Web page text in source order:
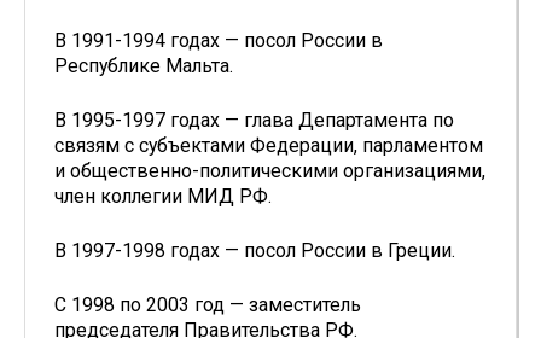
В 1991-1994 годах — посол России в
Республике Мальта.
В 1995-1997 годах — глава Департамента по
связям с субъектами Федерации, парламентом
и общественно-политическими организациями,
член коллегии МИД РФ.
В 1997-1998 годах — посол России в Греции.
С 1998 по 2003 год — заместитель
председателя Правительства РФ.